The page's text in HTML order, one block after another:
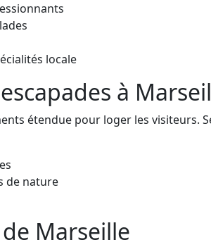
locale
à
étendue pour loger les visiteurs.
de nature
Marseille